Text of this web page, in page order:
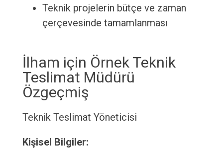
Teknik projelerin bütçe ve zaman
çerçevesinde tamamlanması
İlham için Örnek Teknik
Teslimat Müdürü
Özgeçmiş
Teknik Teslimat Yöneticisi
Kişisel Bilgiler: